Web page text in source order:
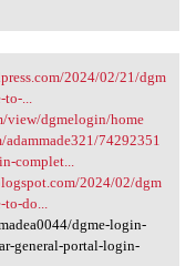
2024/02/21/dgm
...
view/dgmelogin/home
74292351
complet...
2024/02/dgm
do...
dgme-login-
general-portal-login-